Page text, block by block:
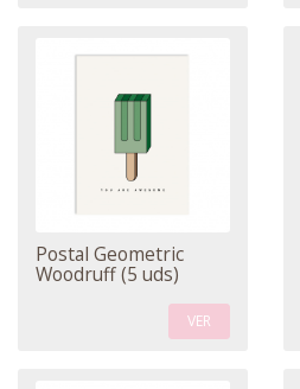
Postal Geometric
Woodruff (5 uds)
VER